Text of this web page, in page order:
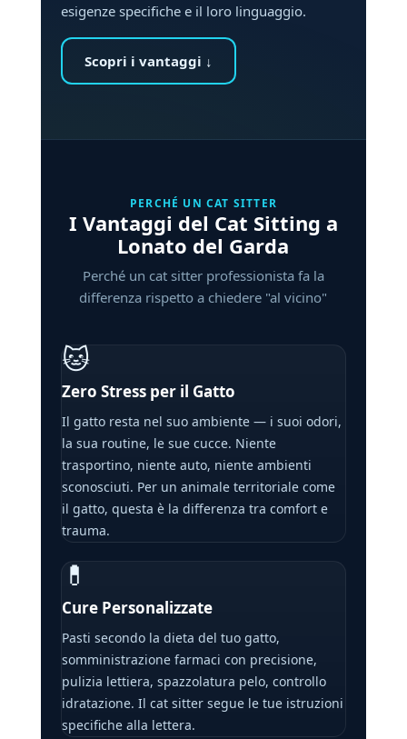
esigenze specifiche e il loro linguaggio.
Scopri i vantaggi ↓
PERCHÉ UN CAT SITTER
I Vantaggi del Cat Sitting a
Lonato del Garda
Perché un cat sitter professionista fa la
differenza rispetto a chiedere "al vicino"
🐱
Zero Stress per il Gatto
Il gatto resta nel suo ambiente — i suoi odori,
la sua routine, le sue cucce. Niente
trasportino, niente auto, niente ambienti
sconosciuti. Per un animale territoriale come
il gatto, questa è la differenza tra comfort e
trauma.
💊
Cure Personalizzate
Pasti secondo la dieta del tuo gatto,
somministrazione farmaci con precisione,
pulizia lettiera, spazzolatura pelo, controllo
idratazione. Il cat sitter segue le tue istruzioni
specifiche alla lettera.